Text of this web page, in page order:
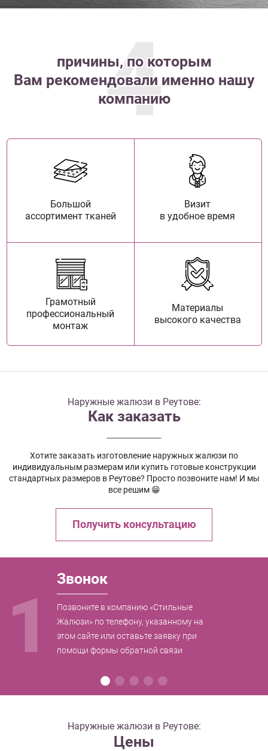
4
причины, по которым
Вам рекомендовали именно нашу
компанию
Большой
ассортимент тканей
Визит
в удобное время
Грамотный
профессиональный
монтаж
Материалы
высокого качества
Наружные жалюзи в Реутове:
Как заказать
Хотите заказать изготовление наружных жалюзи по
индивидуальным размерам или купить готовые конструкции
стандартных размеров в Реутове? Просто позвоните нам! И мы
все решим 😁
Получить консультацию
1
Звонок
Позвоните в компанию «Стильные
Жалюзи» по телефону, указанному на
этом сайте или оставьте заявку при
помощи формы обратной связи
Наружные жалюзи в Реутове:
Цены